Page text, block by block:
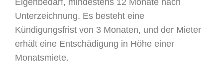
Unterzeichnung. Es besteht eine
Kündigungsfrist von 3 Monaten, und der Mieter
erhält eine Entschädigung in Höhe einer
Monatsmiete.